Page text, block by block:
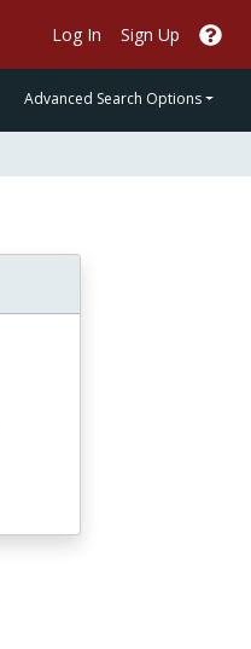
Log In Sign Up
Advanced Search Options